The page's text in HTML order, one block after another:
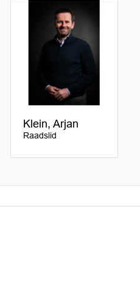
Klein, Arjan
Raadslid